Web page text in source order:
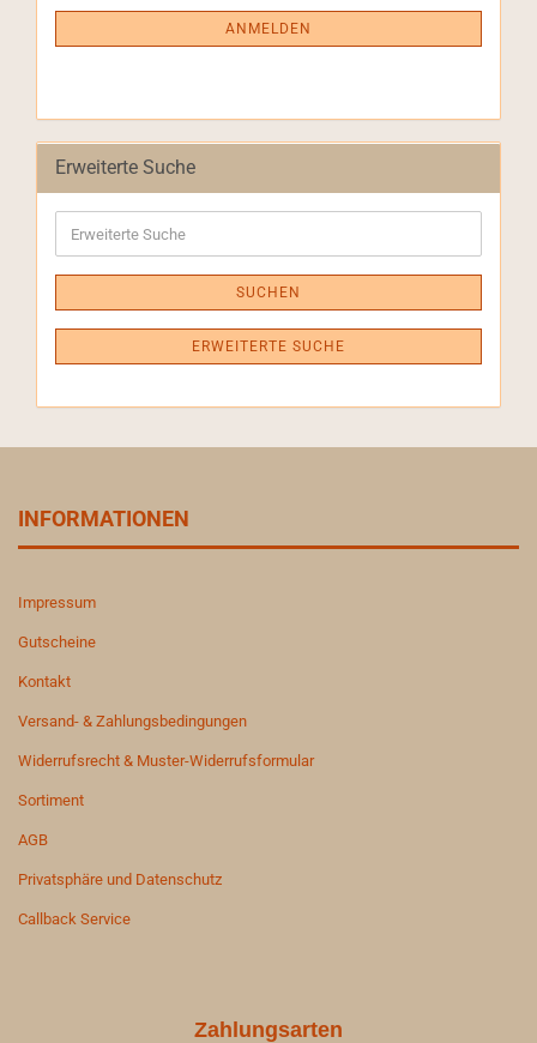
ANMELDEN
Erweiterte Suche
Suche
SUCHEN
ERWEITERTE SUCHE
INFORMATIONEN
Impressum
Gutscheine
Kontakt
Versand- & Zahlungsbedingungen
Widerrufsrecht & Muster-Widerrufsformular
Sortiment
AGB
Privatsphäre und Datenschutz
Callback Service
Zahlungsarten